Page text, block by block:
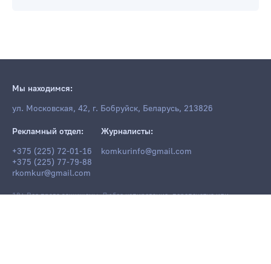
Мы находимся:
ул. Московская, 42, г. Бобруйск, Беларусь, 213826
Рекламный отдел:
+375 (225) 72-01-16
+375 (225) 77-79-88
rkomkur@gmail.com
Журналисты:
komkurinfo@gmail.com
18+ Все права защищены. Любое копирование, перепечатка или